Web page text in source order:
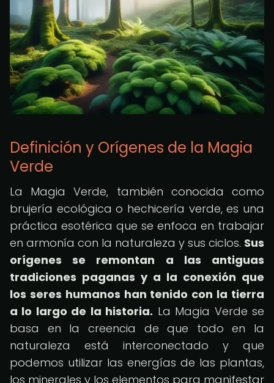
Definición y Orígenes de la Magia
Verde
La Magia Verde, también conocida como
brujería ecológica o hechicería verde, es una
práctica esotérica que se enfoca en trabajar
en armonía con la naturaleza y sus ciclos. Sus
orígenes se remontan a las antiguas
tradiciones paganas y a la conexión que
los seres humanos han tenido con la tierra
a lo largo de la historia. La Magia Verde se
basa en la creencia de que todo en la
naturaleza está interconectado y que
podemos utilizar las energías de las plantas,
los minerales y los elementos para manifestar